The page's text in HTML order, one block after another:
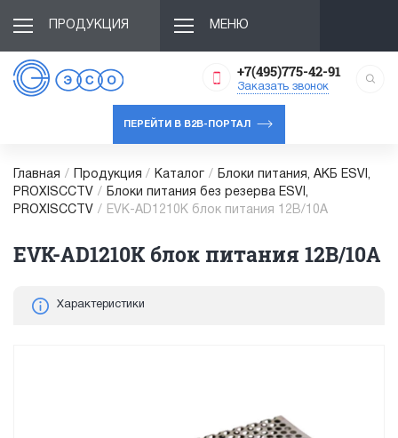
ПРОДУКЦИЯ МЕНЮ
+7(495)775-42-91
Заказать звонок
ПЕРЕЙТИ В B2B-ПОРТАЛ
Главная / Продукция / Каталог /
Блоки питания, АКБ ESVI,
PROXISCCTV /
Блоки питания без резерва ESVI,
PROXISCCTV / EVK-AD1210K блок питания 12В/10А
EVK-AD1210K блок питания 12В/10А
Характеристики